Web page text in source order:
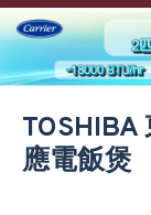
TOSHIBA
應電飯煲